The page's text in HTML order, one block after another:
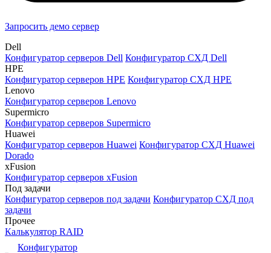
Запросить демо сервер
Dell
Конфигуратор серверов Dell Конфигуратор СХД Dell
HPE
Конфигуратор серверов HPE Конфигуратор СХД HPE
Lenovo
Конфигуратор серверов Lenovo
Supermicro
Конфигуратор серверов Supermicro
Huawei
Конфигуратор серверов Huawei Конфигуратор СХД Huawei
Dorado
xFusion
Конфигуратор серверов xFusion
Под задачи
Конфигуратор серверов под задачи Конфигуратор СХД под
задачи
Прочее
Калькулятор RAID
Конфигуратор